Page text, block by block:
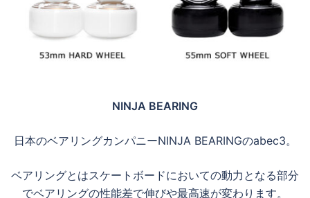
NINJA BEARING
日本のベアリングカンパニーNINJA BEARINGのabec3。
ベアリングとはスケートボードにおいての動力となる部分
でベアリングの性能差で伸びや最高速が変わります。